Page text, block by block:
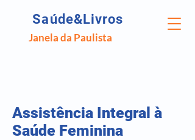
Saúde&Livros
Janela da Paulista
Assistência Integral à
Saúde Feminina